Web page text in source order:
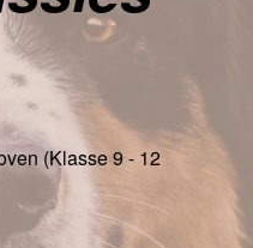
(Klasse 9 - 12